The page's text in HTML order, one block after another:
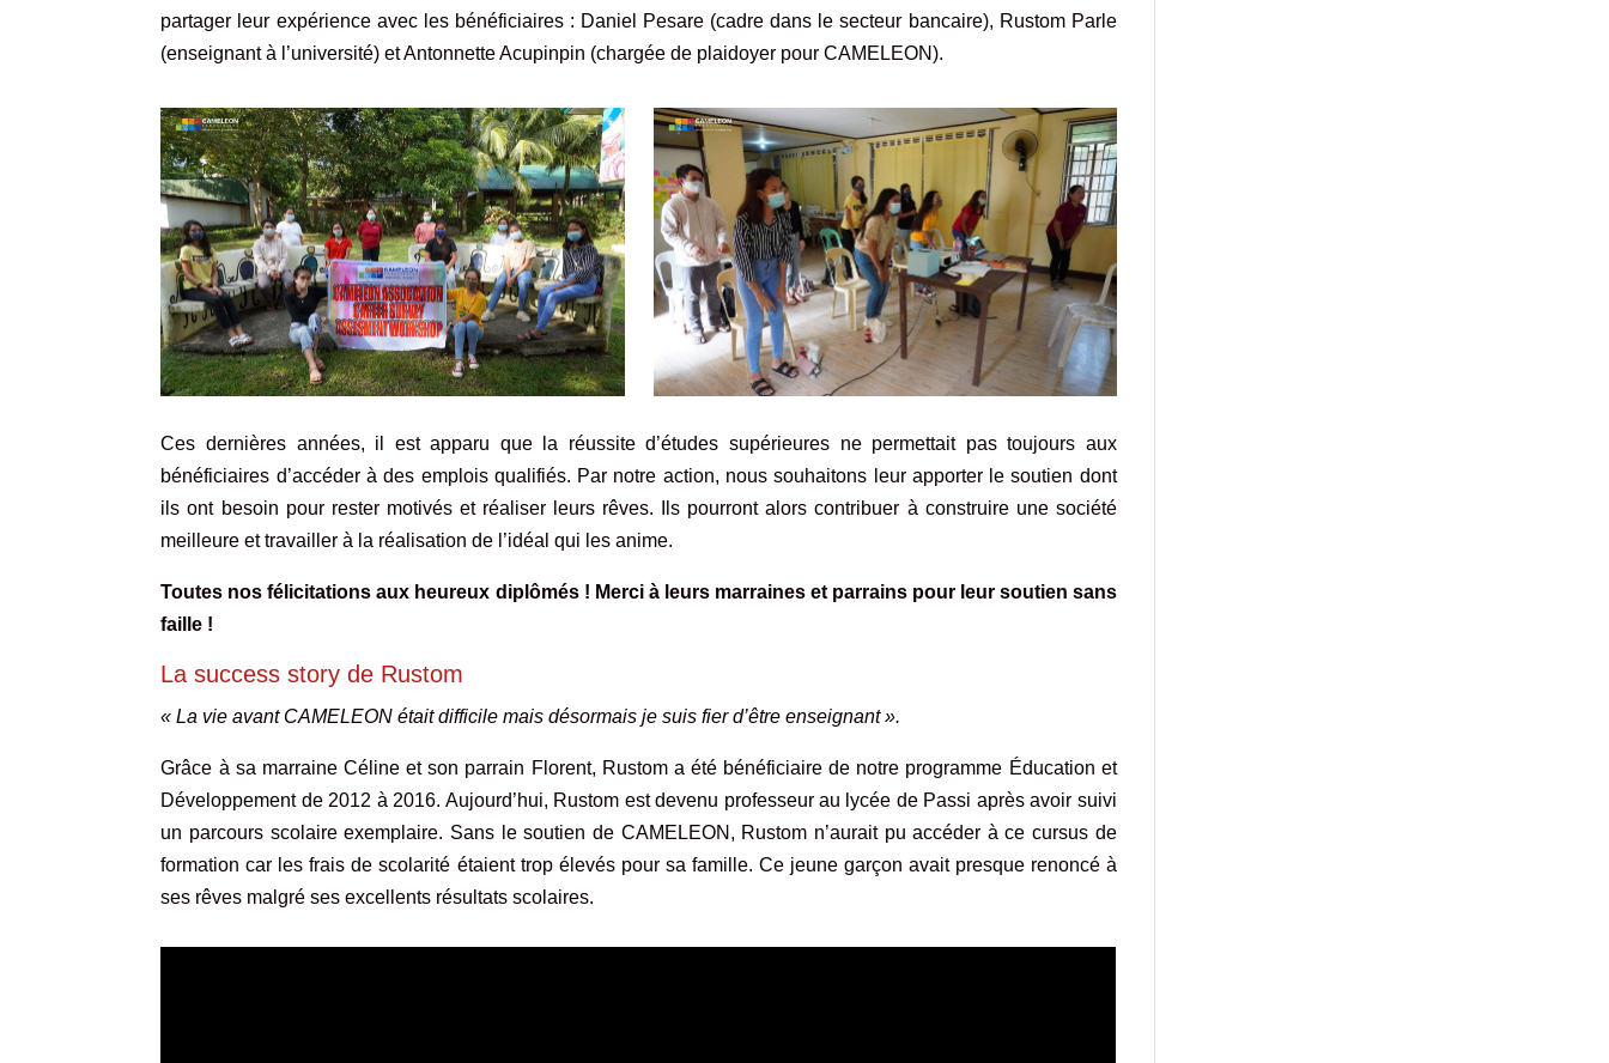
partager leur expérience avec les bénéficiaires : Daniel Pesare (cadre dans le secteur bancaire), Rustom Parle
(enseignant à l’université) et Antonnette Acupinpin (chargée de plaidoyer pour CAMELEON).
Ces dernières années, il est apparu que la réussite d’études supérieures ne permettait pas toujours aux
bénéficiaires d’accéder à des emplois qualifiés. Par notre action, nous souhaitons leur apporter le soutien dont
ils ont besoin pour rester motivés et réaliser leurs rêves. Ils pourront alors contribuer à construire une société
meilleure et travailler à la réalisation de l’idéal qui les anime.
Toutes nos félicitations aux heureux diplômés ! Merci à leurs marraines et parrains pour leur soutien sans
faille !
La success story de Rustom
« La vie avant CAMELEON était difficile mais désormais je suis fier d’être enseignant ».
Grâce à sa marraine Céline et son parrain Florent, Rustom a été bénéficiaire de notre programme Éducation et
Développement de 2012 à 2016. Aujourd’hui, Rustom est devenu professeur au lycée de Passi après avoir suivi
un parcours scolaire exemplaire. Sans le soutien de CAMELEON, Rustom n’aurait pu accéder à ce cursus de
formation car les frais de scolarité étaient trop élevés pour sa famille. Ce jeune garçon avait presque renoncé à
ses rêves malgré ses excellents résultats scolaires.